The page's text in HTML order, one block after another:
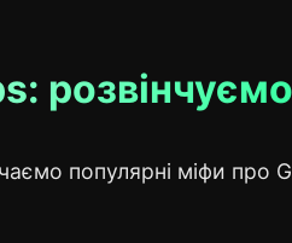
популярні міфи про